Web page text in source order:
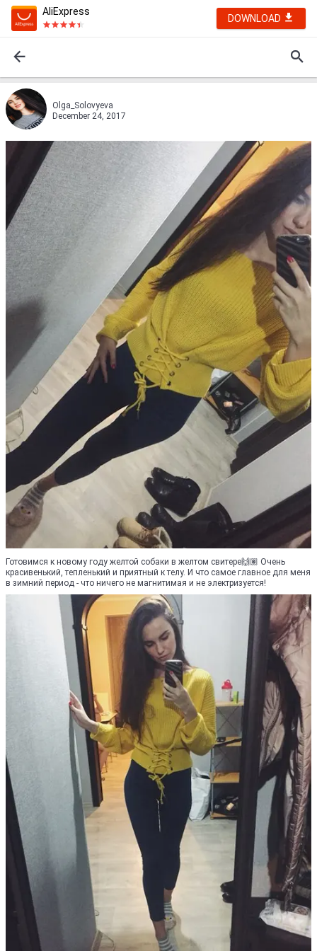
AliExpress
DOWNLOAD
Olga_Solovyeva
December 24, 2017
Готовимся к новому году желтой собаки в желтом свитере🙌🏽 Очень
красивенький, тепленький и приятный к телу. И что самое главное для меня
в зимний период - что ничего не магнитимая и не электризуется!